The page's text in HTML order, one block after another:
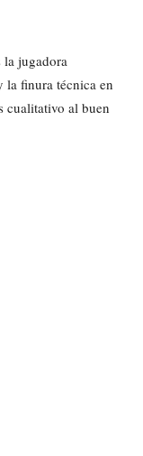
la jugadora
la finura técnica en
cualitativo al buen